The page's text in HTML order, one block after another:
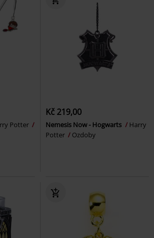
Potter
Kč 219,00
Nemesis Now - Hogwarts
Harry
Potter
Ozdoby